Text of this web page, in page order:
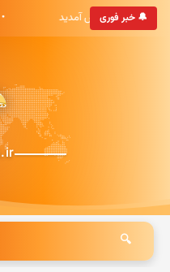
🔔 خبر فوری
خبری هشت صبح خوش آمدید
🔍